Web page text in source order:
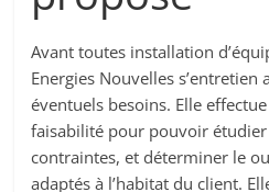
Avant toutes installation
Energies Nouvelles s’entretien
éventuels besoins. Elle
faisabilité pour pouvoir
contraintes, et déterminer le
adaptés à l’habitat du client.